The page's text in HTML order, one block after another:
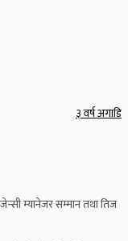
३ वर्ष अगाडि
म्यानेजर सम्मान तथा तिज